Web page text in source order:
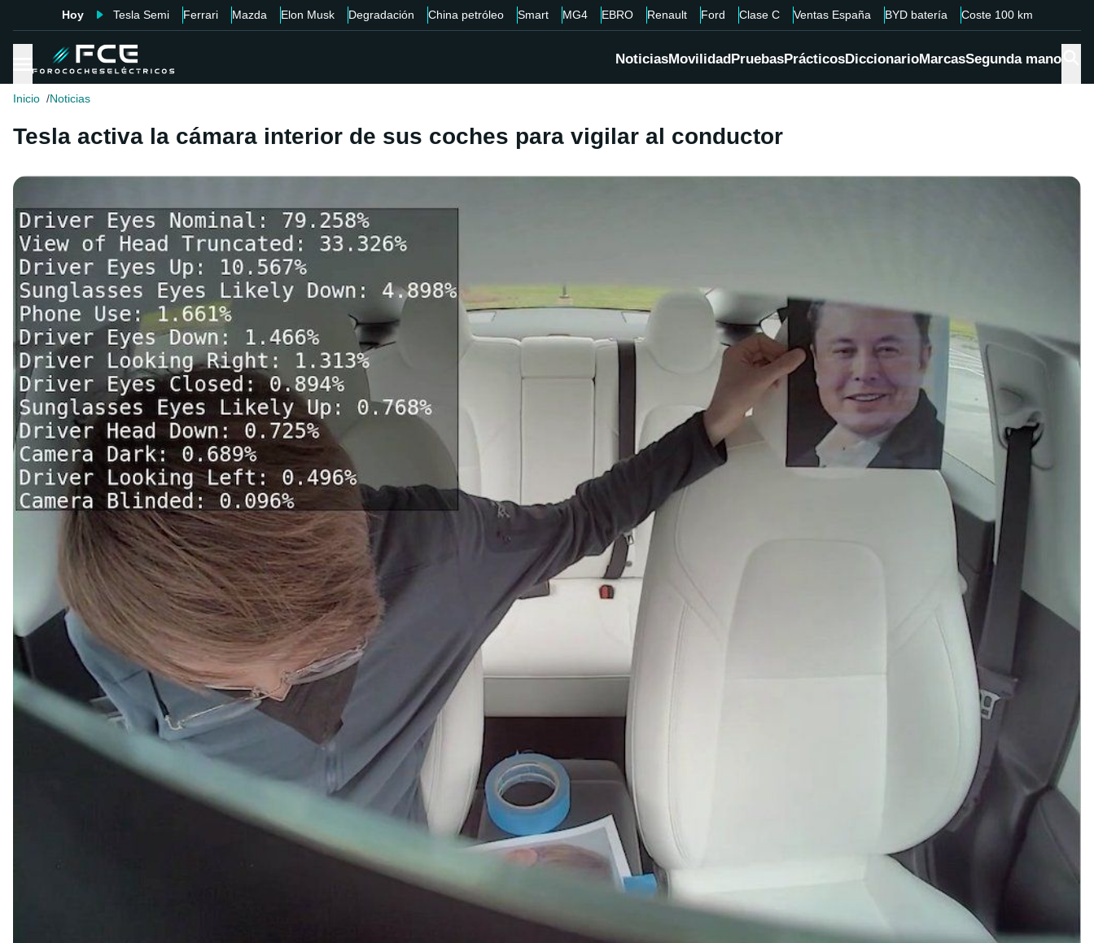
Hoy Tesla Semi Ferrari Mazda Elon Musk Degradación China petróleo Smart MG4 EBRO Renault Ford Clase C Ventas España BYD batería Coste 100 km
NoticiasMovilidadPruebasPrácticosDiccionarioMarcasSegunda mano
Inicio Noticias
Tesla activa la cámara interior de sus coches para vigilar al conductor